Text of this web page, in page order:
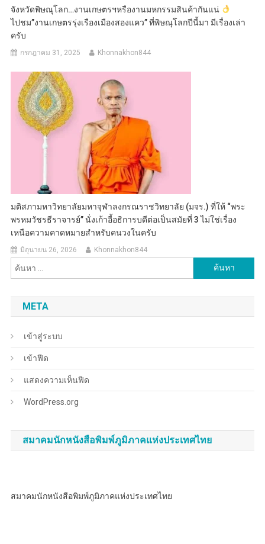
จังหวัดพิษณุโลก…งานเกษตรฯหรืองานมหกรรมสินค้ากันแน่
ไปชม”งานเกษตรรุ่งเรืองเมืองสองแคว” ที่พิษณุโลกปีนี้มา มีเรื่องเล่า
ครับ
กรกฎาคม 31, 2025 Khonnakhon844
มติสภามหาวิทยาลัยมหาจุฬาลงกรณราชวิทยาลัย (มจร.) ที่ให้ “พระ
พรหมวัชรธีราจารย์” นั่งเก้าอี้อธิการบดีต่อเป็นสมัยที่ 3 ไม่ใช่เรื่อง
เหนือความคาดหมายสำหรับคนวงในครับ
มิถุนายน 26, 2026 Khonnakhon844
สำหรับ:
META
เข้าสู่ระบบ
เข้าฟีด
แสดงความเห็นฟีด
WordPress.org
สมาคมนักหนังสือพิมพ์ภูมิภาคแห่งประเทศไทย
สมาคมนักหนังสือพิมพ์ภูมิภาคแห่งประเทศไทย